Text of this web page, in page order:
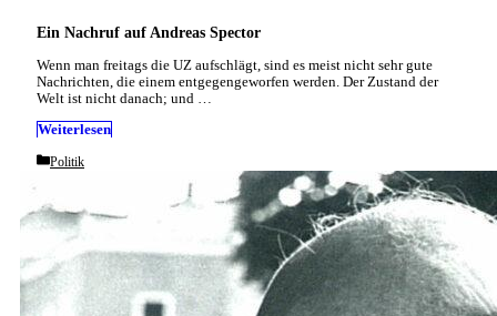
Ein Nachruf auf Andreas Spector
Wenn man freitags die UZ aufschlägt, sind es meist nicht sehr gute
Nachrichten, die einem entgegengeworfen werden. Der Zustand der
Welt ist nicht danach; und …
Weiterlesen
Categories
Politik